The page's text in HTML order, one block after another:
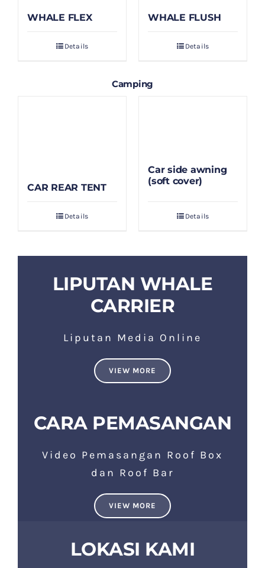
WHALE FLEX
Details
WHALE FLUSH
Details
Camping
CAR REAR TENT
Details
Car side awning
(soft cover)
Details
LIPUTAN WHALE
CARRIER
Liputan Media Online
VIEW MORE
CARA PEMASANGAN
Video Pemasangan Roof Box
dan Roof Bar
VIEW MORE
LOKASI KAMI